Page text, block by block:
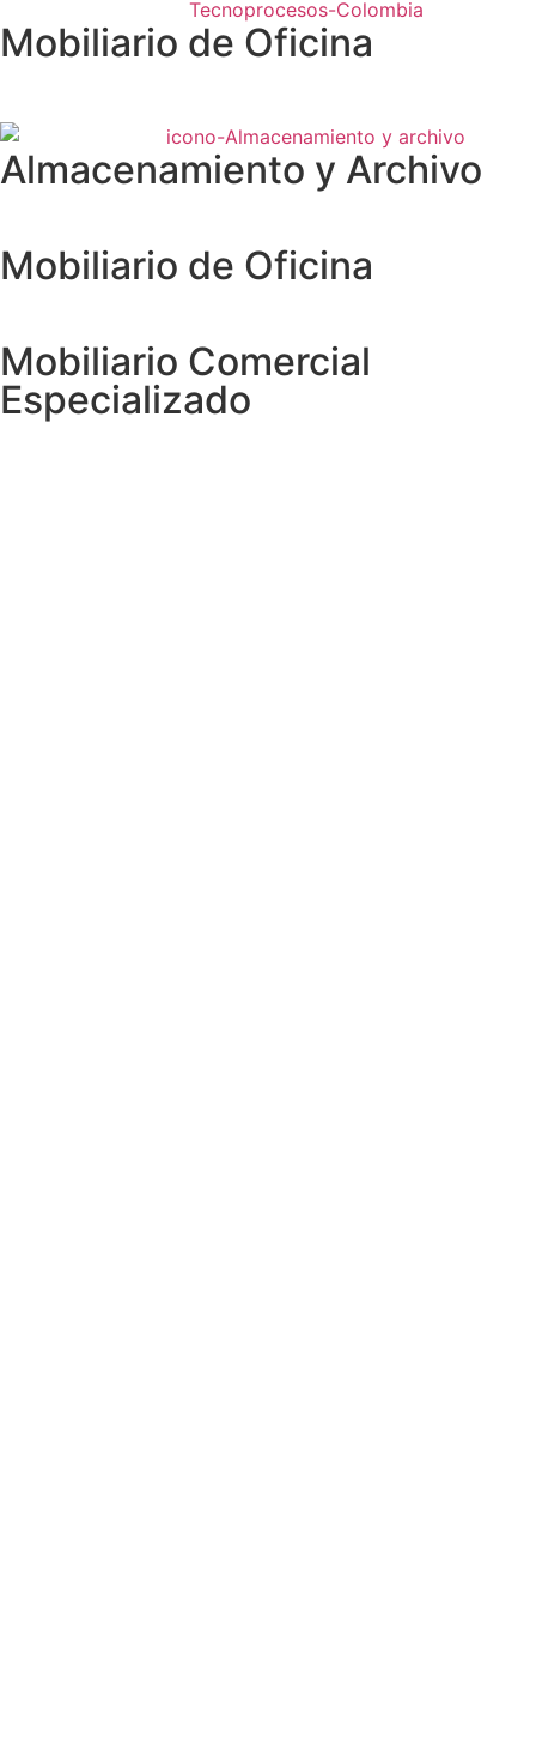
Mobiliario de Oficina
Almacenamiento y Archivo
Mobiliario de Oficina
Mobiliario Comercial
Especializado